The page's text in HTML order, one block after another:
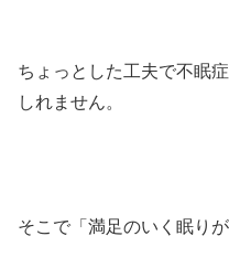
ちょっとした工夫で不眠
しれません。
そこで「満足のいく眠り